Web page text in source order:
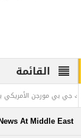
القائمة
بي مورجن الأمريكي
At Middle East